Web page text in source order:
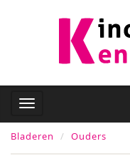
Bladeren Ouders